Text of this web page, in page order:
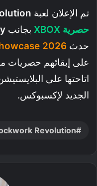
تم الإعلان لعبة
حصرية XBOX
بجانب
حدث 2026
على إبقائهم حصريات
اتاحتها على
الجديد لإكسبوكس.
Revolution